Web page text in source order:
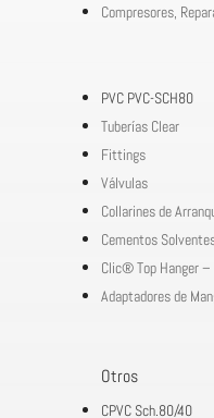
Compresores,
PVC PVC-SCH80
Tuberías Clear
Fittings
Válvulas
Collarines de
Cementos
Clic® Top Hanger –
Adaptadores de
Otros
CPVC Sch.80/40